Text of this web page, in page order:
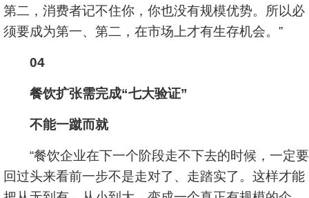
第二，消费者记不住你，你也没有规模优势。所以必
须要成为第一、第二，在市场上才有生存机会。”
04
餐饮扩张需完成“七大验证”
不能一蹴而就
“餐饮企业在下一个阶段走不下去的时候，一定要
回过头来看前一步不是走对了、走踏实了。这样才能